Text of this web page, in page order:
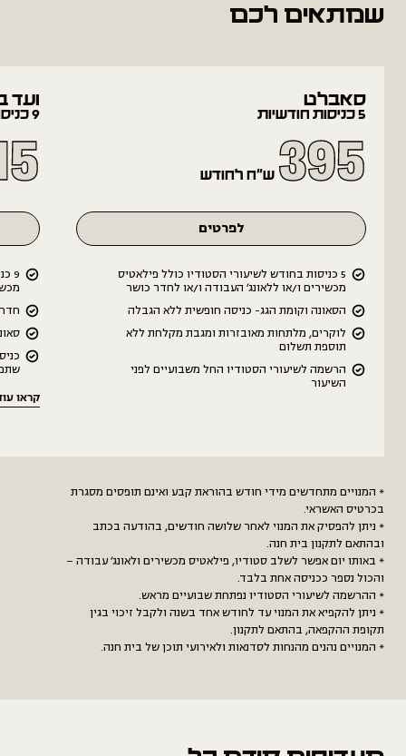
שמתאים לכם
סאבלט
5 כניסות חודשיות
395 ש״ח לחודש
לפרטים
5 כניסות בחודש לשיעורי הסטודיו כולל פילאטיס
מכשירים ו/או ללאונג׳ העבודה ו/או לחדר כושר
הסאונה וקומת הגג- כניסה חופשית ללא הגבלה
לוקרים, מלתחות מאובזרות ומגבת מקלחת ללא
תוספת תשלום
הרשמה לשיעורי הסטודיו החל משבועיים לפני
השיעור
ועד
9 כניסות חודשיות
9
קראו
* המנויים מתחדשים מידי חודש בהוראת קבע ואינם תופסים מסגרת
בכרטיס האשראי.
* ניתן להפסיק את המנוי לאחר שלושה חודשים, בהודעה בכתב
ובהתאם לתקנון בית חנה.
* באותו יום אפשר לשלב סטודיו, פילאטיס מכשירים ולאונג׳ עבודה –
והכול נספר ככניסה אחת בלבד.
* ההרשמה לשיעורי הסטודיו נפתחת שבועיים מראש.
* ניתן להקפיא את המנוי עד לחודש אחד בשנה ולקבל זיכוי בגין
תקופת ההקפאה, בהתאם לתקנון.
* המנויים נהנים מהנחות לסדנאות ולאירועי תוכן של בית חנה.